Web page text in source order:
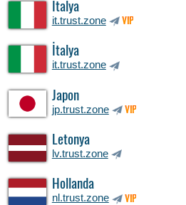
İtalya
it.trust.zone VIP
İtalya
it.trust.zone
Japon
jp.trust.zone VIP
Letonya
lv.trust.zone
Hollanda
nl.trust.zone VIP